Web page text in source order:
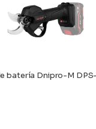
batería Dnipro-M